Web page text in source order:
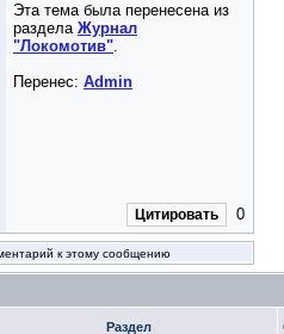
Эта тема была перенесена из
раздела Журнал
"Локомотив".
Перенес: Admin
Цитировать 0
к этому сообщению
Раздел